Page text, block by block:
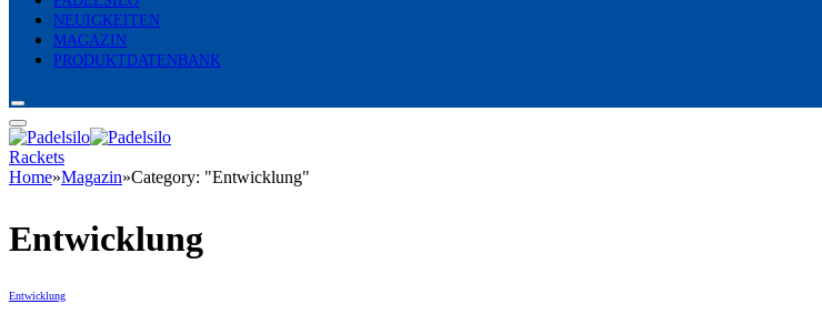
NEUIGKEITEN
MAGAZIN
PRODUKTDATENBANK
Rackets
Home»Magazin»Category: "Entwicklung"
Entwicklung
Entwicklung